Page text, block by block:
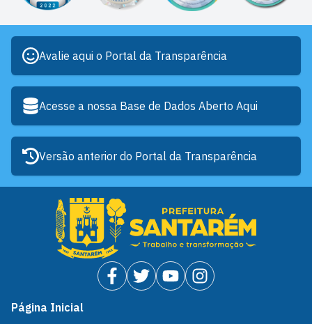
Avalie aqui o Portal da Transparência
Acesse a nossa Base de Dados Aberto Aqui
Versão anterior do Portal da Transparência
Página Inicial